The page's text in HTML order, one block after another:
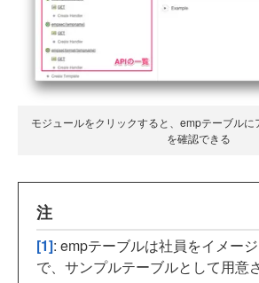
モジュールをクリックすると、empテーブル
を確認できる
注
[1]: empテーブルは社員をイメー
で、サンプルテーブルとして用意